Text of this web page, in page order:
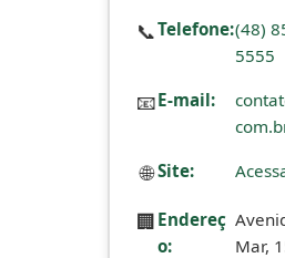
📞Telefone:(48)
5555
📧E-mail:
🌐 Site:
🏢 Endereç
o:
Mar,